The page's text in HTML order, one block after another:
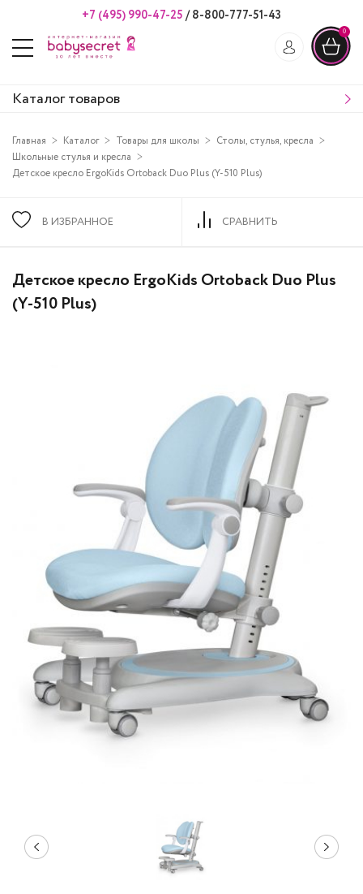
+7 (495) 990-47-25 /8-800-777-51-43
0
Каталог товаров
Главная Каталог Товары для школы
Столы, стулья, кресла
Школьные стулья и кресла
Детское кресло ErgoKids Ortoback Duo Plus (Y-510 Plus)
В ИЗБРАННОЕ СРАВНИТЬ
Детское кресло ErgoKids Ortoback Duo Plus
(Y-510 Plus)